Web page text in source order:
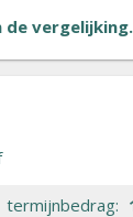
de vergelijking.
termijnbedrag: